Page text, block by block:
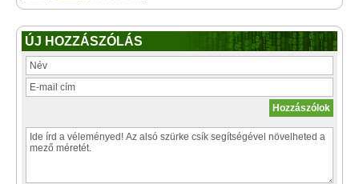
ÚJ HOZZÁSZÓLÁS